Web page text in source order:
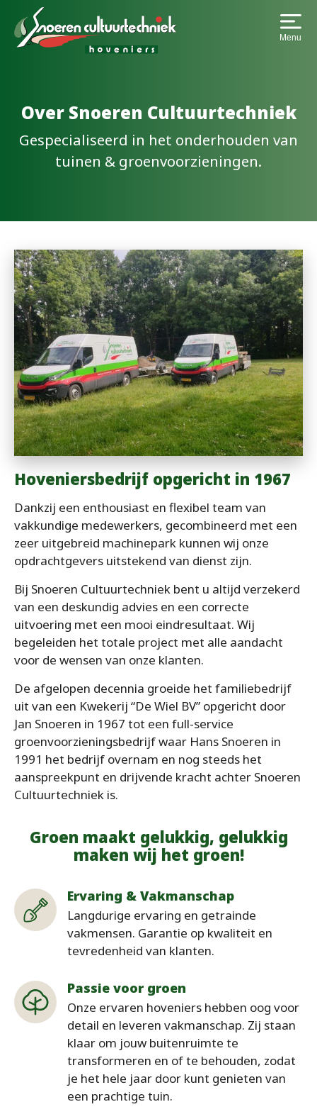
Menu
Over Snoeren Cultuurtechniek
Gespecialiseerd in het onderhouden van
tuinen & groenvoorzieningen.
Hoveniersbedrijf opgericht in 1967
Dankzij een enthousiast en flexibel team van
vakkundige medewerkers, gecombineerd met een
zeer uitgebreid machinepark kunnen wij onze
opdrachtgevers uitstekend van dienst zijn.
Bij Snoeren Cultuurtechniek bent u altijd verzekerd
van een deskundig advies en een correcte
uitvoering met een mooi eindresultaat. Wij
begeleiden het totale project met alle aandacht
voor de wensen van onze klanten.
De afgelopen decennia groeide het familiebedrijf
uit van een Kwekerij “De Wiel BV” opgericht door
Jan Snoeren in 1967 tot een full-service
groenvoorzieningsbedrijf waar Hans Snoeren in
1991 het bedrijf overnam en nog steeds het
aanspreekpunt en drijvende kracht achter Snoeren
Cultuurtechniek is.
Groen maakt gelukkig, gelukkig
maken wij het groen!
Ervaring & Vakmanschap
Langdurige ervaring en getrainde
vakmensen. Garantie op kwaliteit en
tevredenheid van klanten.
Passie voor groen
Onze ervaren hoveniers hebben oog voor
detail en leveren vakmanschap. Zij staan
klaar om jouw buitenruimte te
transformeren en of te behouden, zodat
je het hele jaar door kunt genieten van
een prachtige tuin.